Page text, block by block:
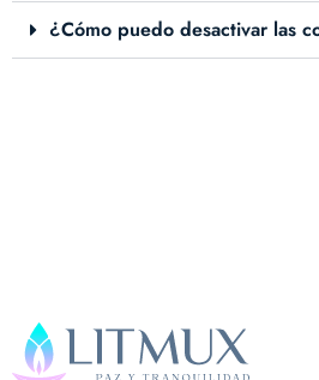
¿Cómo puedo desactivar las